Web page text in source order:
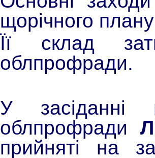
щорічного
Її склад
облпрофради.
У засіданні
облпрофради
прийняті на